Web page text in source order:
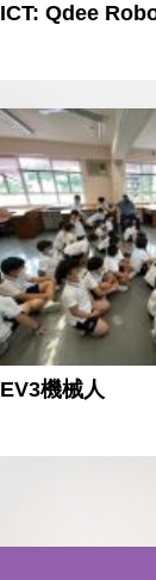
ICT: Qdee
EV3機械人